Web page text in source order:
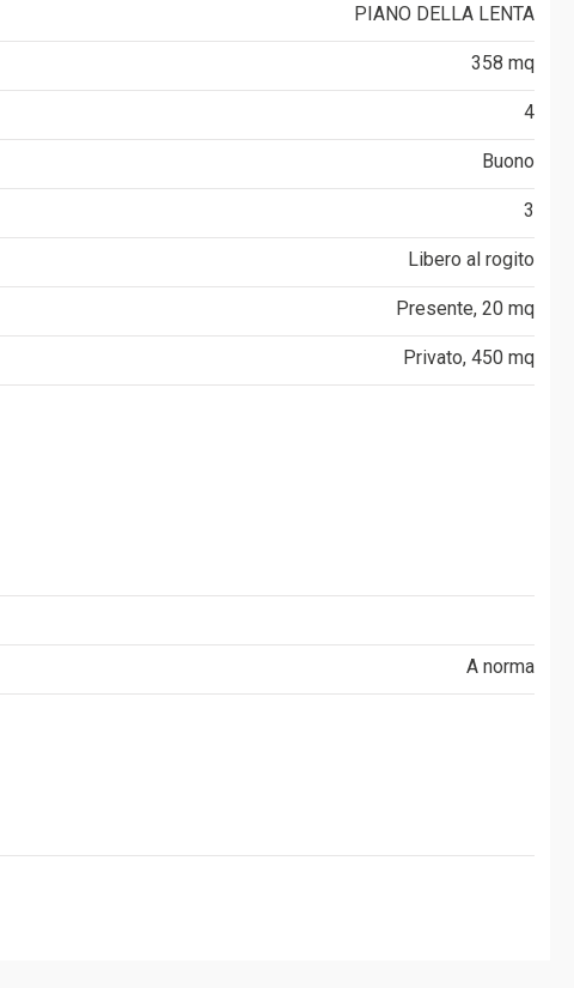
PIANO DELLA LENTA
358 mq
4
Buono
3
Libero al rogito
Presente, 20 mq
Privato, 450 mq
A norma